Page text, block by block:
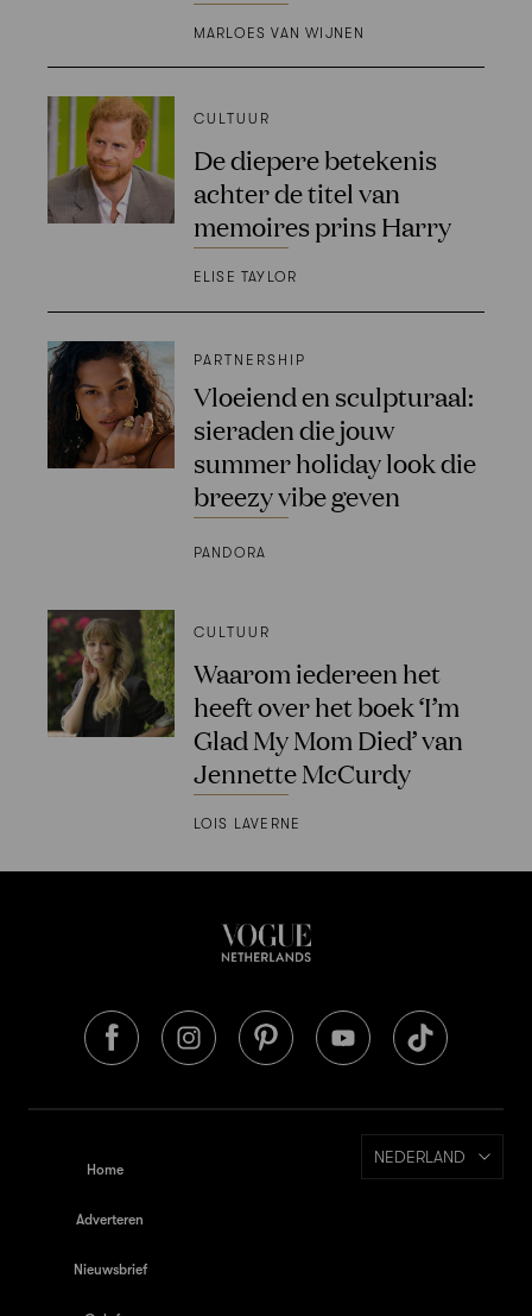
MARLOES VAN WIJNEN
CULTUUR
De diepere betekenis
achter de titel van
memoires prins Harry
ELISE TAYLOR
PARTNERSHIP
Vloeiend en sculpturaal:
sieraden die jouw
summer holiday look die
breezy vibe geven
PANDORA
CULTUUR
Waarom iedereen het
heeft over het boek ‘I’m
Glad My Mom Died’ van
Jennette McCurdy
LOIS LAVERNE
Home
Adverteren
Nieuwsbrief
NEDERLAND